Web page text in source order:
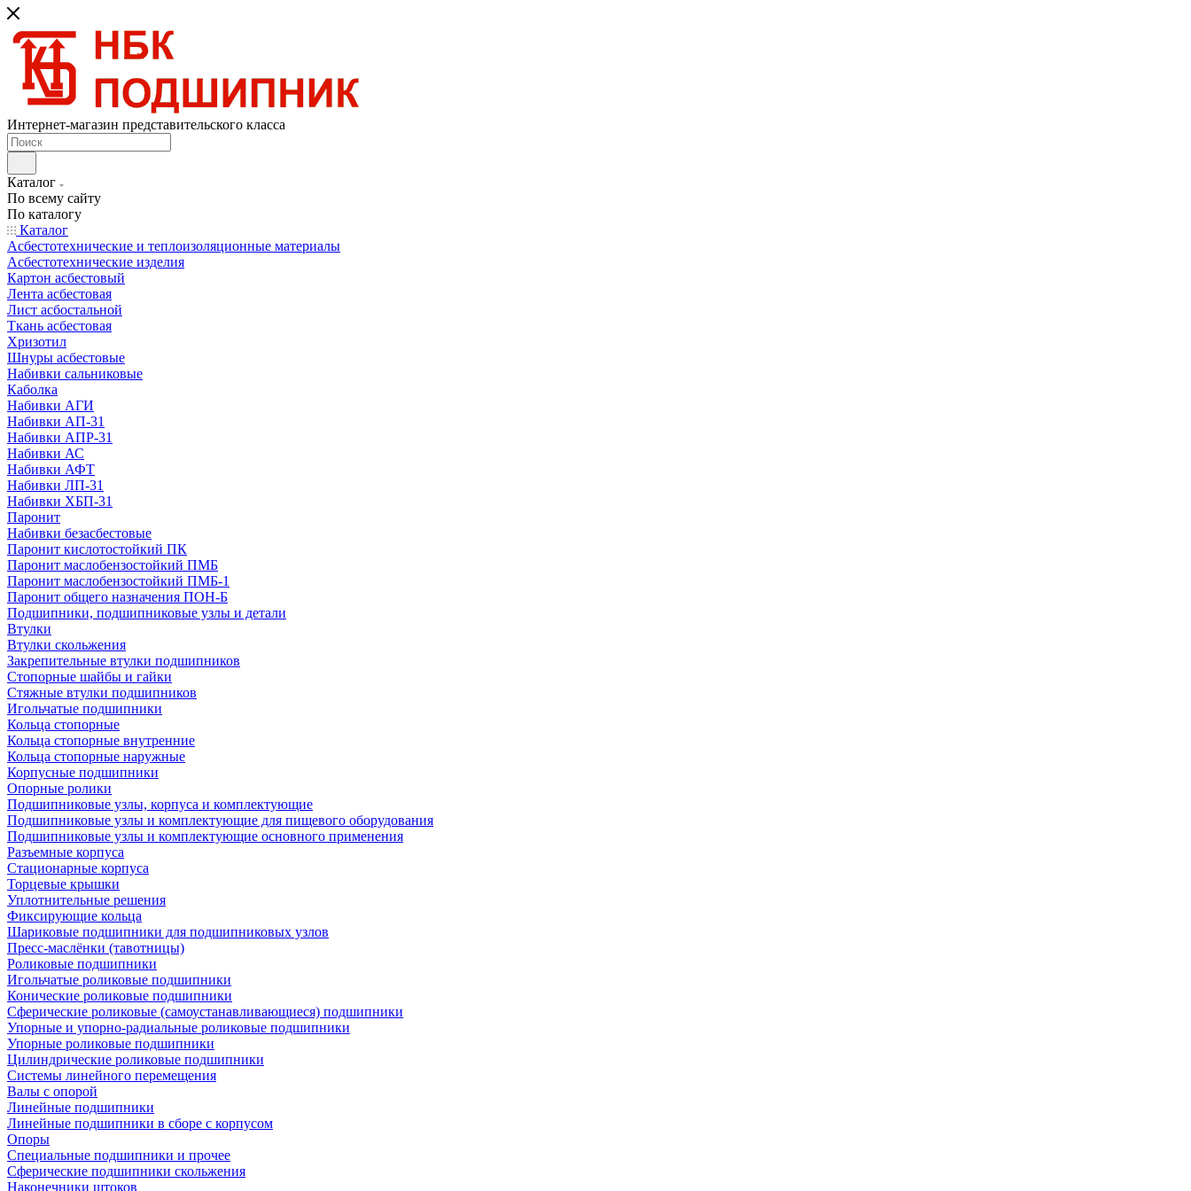
Интернет-магазин представительского класса
Каталог
По всему сайту
По каталогу
Каталог
Асбестотехнические и теплоизоляционные материалы
Асбестотехнические изделия
Картон асбестовый
Лента асбестовая
Лист асбостальной
Ткань асбестовая
Хризотил
Шнуры асбестовые
Набивки сальниковые
Каболка
Набивки АГИ
Набивки АП-31
Набивки АПР-31
Набивки АС
Набивки АФТ
Набивки ЛП-31
Набивки ХБП-31
Паронит
Набивки безасбестовые
Паронит кислотостойкий ПК
Паронит маслобензостойкий ПМБ
Паронит маслобензостойкий ПМБ-1
Паронит общего назначения ПОН-Б
Подшипники, подшипниковые узлы и детали
Втулки
Втулки скольжения
Закрепительные втулки подшипников
Стопорные шайбы и гайки
Стяжные втулки подшипников
Игольчатые подшипники
Кольца стопорные
Кольца стопорные внутренние
Кольца стопорные наружные
Корпусные подшипники
Опорные ролики
Подшипниковые узлы, корпуса и комплектующие
Подшипниковые узлы и комплектующие для пищевого оборудования
Подшипниковые узлы и комплектующие основного применения
Разъемные корпуса
Стационарные корпуса
Торцевые крышки
Уплотнительные решения
Фиксирующие кольца
Шариковые подшипники для подшипниковых узлов
Пресс-маслёнки (тавотницы)
Роликовые подшипники
Игольчатые роликовые подшипники
Конические роликовые подшипники
Сферические роликовые (самоустанавливающиеся) подшипники
Упорные и упорно-радиальные роликовые подшипники
Упорные роликовые подшипники
Цилиндрические роликовые подшипники
Системы линейного перемещения
Валы с опорой
Линейные подшипники
Линейные подшипники в сборе с корпусом
Опоры
Специальные подшипники и прочее
Сферические подшипники скольжения
Наконечники штоков